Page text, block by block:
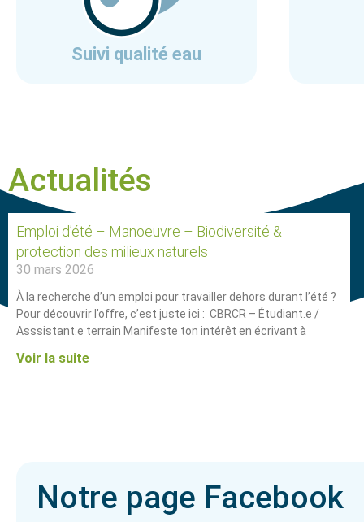
Suivi qualité eau
Actualités
Emploi d’été – Manoeuvre – Biodiversité &
protection des milieux naturels
30 mars 2026
À la recherche d’un emploi pour travailler dehors durant l’été ?
Pour découvrir l’offre, c’est juste ici : CBRCR – Étudiant.e /
Asssistant.e terrain Manifeste ton intérêt en écrivant à
Voir la suite
Notre page Facebook